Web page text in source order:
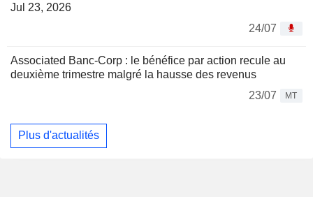
Jul 23, 2026
24/07
Associated Banc-Corp : le bénéfice par action recule au
deuxième trimestre malgré la hausse des revenus
23/07
MT
Plus d'actualités